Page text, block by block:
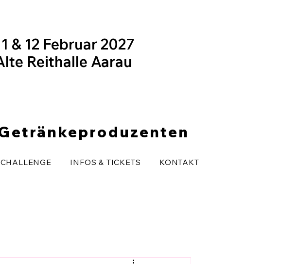
& 12 Februar 2027
Reithalle Aarau
CHALLENGE INFOS & TICKETS KONTAKT